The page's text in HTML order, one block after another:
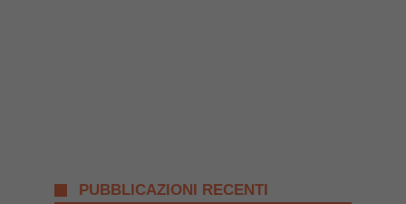
PUBBLICAZIONI RECENTI